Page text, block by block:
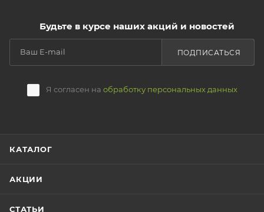
Будьте в курсе наших акций и новостей
Я согласен на обработку персональных данных
ПОДПИСАТЬСЯ
КАТАЛОГ
АКЦИИ
СТАТЬИ